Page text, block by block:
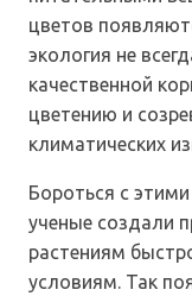
цветов
экология не
качественной
цветению и
климатических
Бороться с
ученые создали
растениям
условиям. Так